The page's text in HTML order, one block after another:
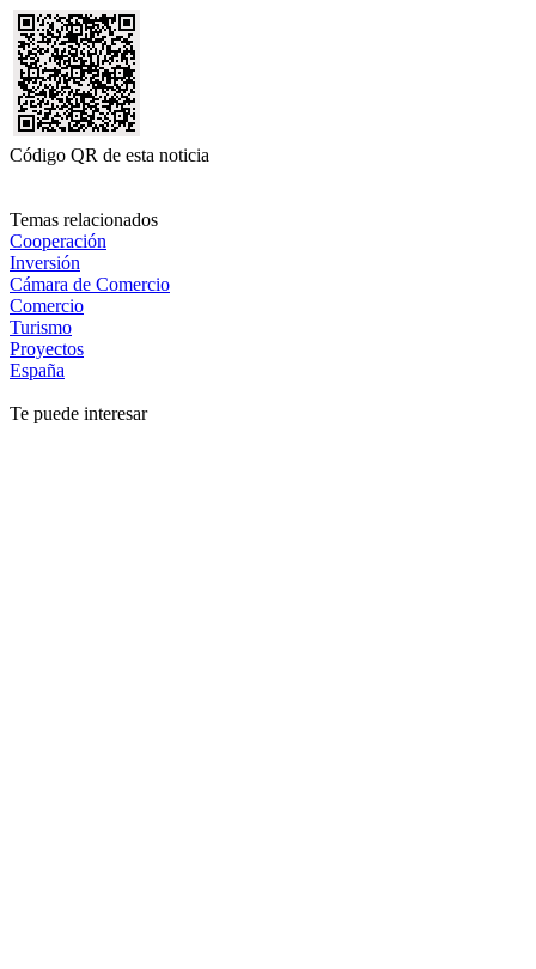
Código QR de esta noticia
Temas relacionados
Cooperación
Inversión
Cámara de Comercio
Comercio
Turismo
Proyectos
España
Te puede interesar